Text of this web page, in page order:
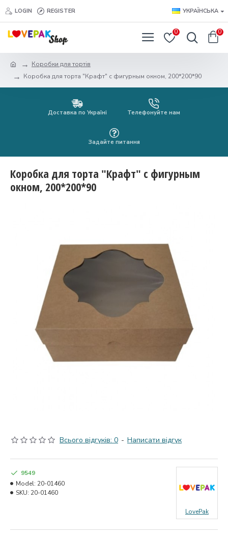
LOGIN REGISTER УКРАЇНСЬКА
0 0
Коробки для тортів
Коробка для торта "Крафт" с фигурным окном, 200*200*90
Доставка по Україні Телефонуйте нам
Задайте питання
Коробка для торта "Крафт" с фигурным
окном, 200*200*90
Всього відгуків: 0 - Написати відгук
9549
Model: 20-01460
SKU: 20-01460
LovePak